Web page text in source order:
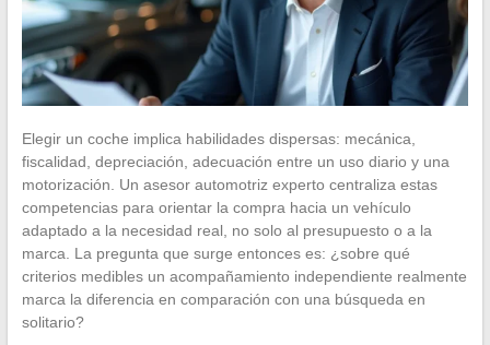
Elegir un coche implica habilidades dispersas: mecánica,
fiscalidad, depreciación, adecuación entre un uso diario y una
motorización. Un asesor automotriz experto centraliza estas
competencias para orientar la compra hacia un vehículo
adaptado a la necesidad real, no solo al presupuesto o a la
marca. La pregunta que surge entonces es: ¿sobre qué
criterios medibles un acompañamiento independiente realmente
marca la diferencia en comparación con una búsqueda en
solitario?